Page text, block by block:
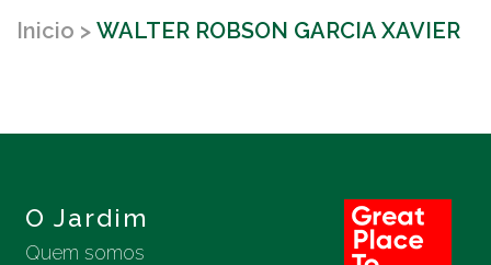
Inicio WALTER ROBSON GARCIA XAVIER
O Jardim
Quem somos